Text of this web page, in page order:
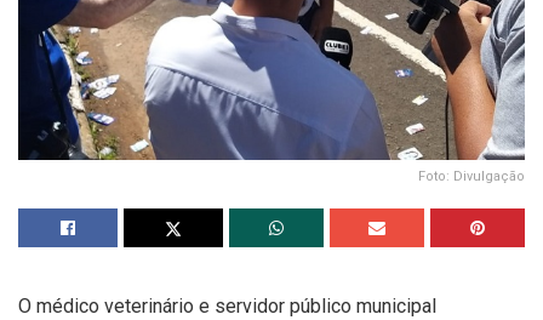
Foto: Divulgação
O médico veterinário e servidor público municipal